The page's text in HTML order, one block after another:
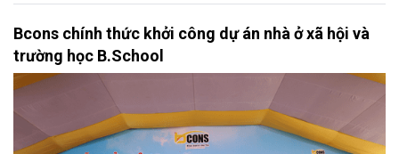
Bcons chính thức khởi công dự án nhà ở xã hội và
trường học B.School